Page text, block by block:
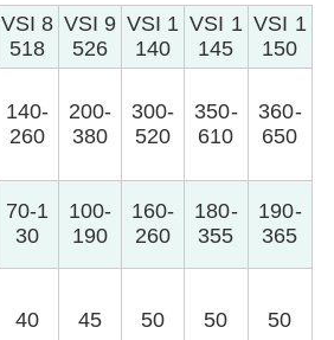
VSI 8
518
VSI 9
526
VSI 1
140
VSI 1
145
VSI 1
150
140-
260
200-
380
300-
520
350-
610
360-
650
70-1
30
100-
190
160-
260
180-
355
190-
365
40 45 50 50 50